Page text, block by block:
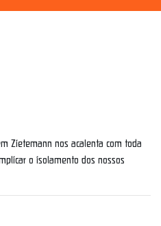
Zietemann nos acalenta com toda
o isolamento dos nossos